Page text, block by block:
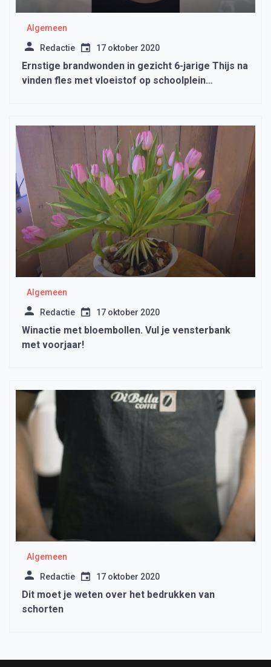
Algemeen
Redactie 17 oktober 2020
Ernstige brandwonden in gezicht 6-jarige Thijs na
vinden fles met vloeistof op schoolplein
Algemeen
Redactie 17 oktober 2020
Winactie met bloembollen. Vul je vensterbank
met voorjaar!
Algemeen
Redactie 17 oktober 2020
Dit moet je weten over het bedrukken van
schorten